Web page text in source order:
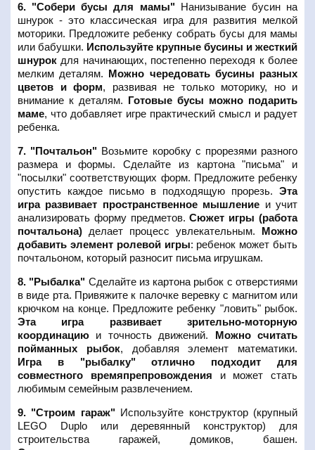
6. "Собери бусы для мамы" Нанизывание бусин на
шнурок - это классическая игра для развития мелкой
моторики. Предложите ребенку собрать бусы для мамы
или бабушки. Используйте крупные бусины и жесткий
шнурок для начинающих, постепенно переходя к более
мелким деталям. Можно чередовать бусины разных
цветов и форм, развивая не только моторику, но и
внимание к деталям. Готовые бусы можно подарить
маме, что добавляет игре практический смысл и радует
ребенка.
7. "Почтальон" Возьмите коробку с прорезями разного
размера и формы. Сделайте из картона "письма" и
"посылки" соответствующих форм. Предложите ребенку
опустить каждое письмо в подходящую прорезь. Эта
игра развивает пространственное мышление и учит
анализировать форму предметов.Сюжет игры (работа
почтальона) делает процесс увлекательным. Можно
добавить элемент ролевой игры: ребенок может быть
почтальоном, который разносит письма игрушкам.
8. "Рыбалка" Сделайте из картона рыбок с отверстиями
в виде рта. Привяжите к палочке веревку с магнитом или
крючком на конце. Предложите ребенку "ловить" рыбок.
Эта игра развивает зрительно-моторную
координацию и точность движений. Можно считать
пойманных рыбок, добавляя элемент математики.
Игра в "рыбалку" отлично подходит для
совместного времяпрепровождения и может стать
любимым семейным развлечением.
9. "Строим гараж" Используйте конструктор (крупный
LEGO Duplo или деревянный конструктор) для
строительства гаражей, домиков, башен.